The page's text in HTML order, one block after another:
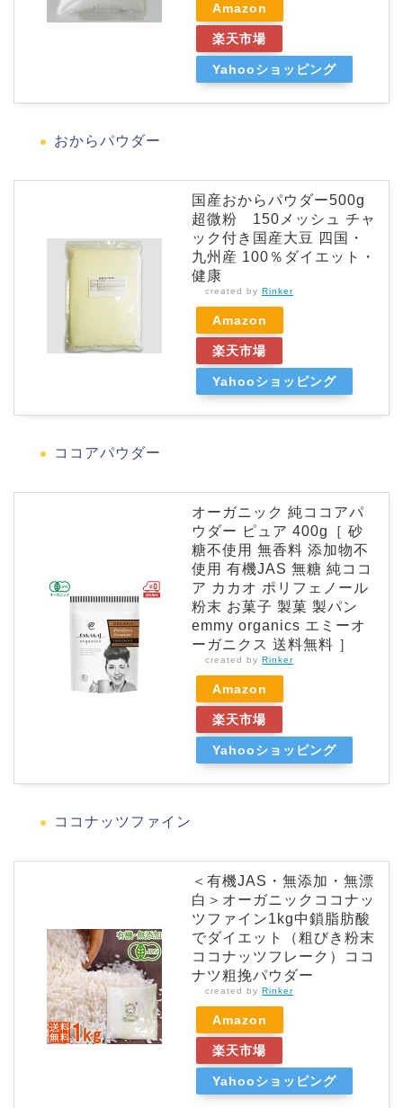
Amazon
楽天市場
Yahooショッピング
おからパウダー
国産おからパウダー500g
超微粉 150メッシュ チャ
ック付き国産大豆 四国・
九州産 100％ダイエット・
健康
created by Rinker
Amazon
楽天市場
Yahooショッピング
ココアパウダー
オーガニック 純ココアパ
ウダー ピュア 400g［ 砂
糖不使用 無香料 添加物不
使用 有機JAS 無糖 純ココ
ア カカオ ポリフェノール
粉末 お菓子 製菓 製パン
emmy organics エミーオ
ーガニクス 送料無料 ］
created by Rinker
Amazon
楽天市場
Yahooショッピング
ココナッツファイン
＜有機JAS・無添加・無漂
白＞オーガニックココナッ
ツファイン1kg中鎖脂肪酸
でダイエット（粗びき粉末
ココナッツフレーク）ココ
ナツ粗挽パウダー
created by Rinker
Amazon
楽天市場
Yahooショッピング